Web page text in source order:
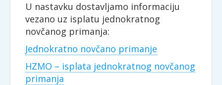
U nastavku dostavljamo informaciju
vezano uz isplatu jednokratnog
novčanog primanja:
Jednokratno novčano primanje
HZMO – isplata jednokratnog novčanog
primanja